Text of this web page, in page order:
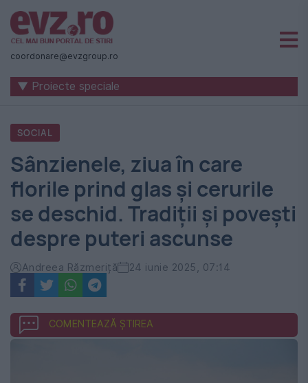
Știri
naționale
internaționale
România
-
Evenimentul
Zilei
coordonare@evzgroup.ro
▼ Proiecte speciale
SOCIAL
Sânzienele, ziua în care
florile prind glas și cerurile
se deschid. Tradiții și povești
despre puteri ascunse
Andreea Răzmeriță 24 iunie 2025, 07:14
COMENTEAZĂ ȘTIREA